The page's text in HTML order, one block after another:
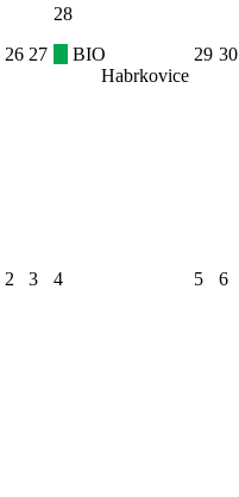
26 27
28
BIO
Habrkovice
29 30
2 3 4 5 6